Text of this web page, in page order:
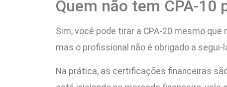
Quem não tem CPA-10
Sim, você pode tirar a CPA-20 mesmo que
mas o profissional não é obrigado a
Na prática, as certificações financeiras